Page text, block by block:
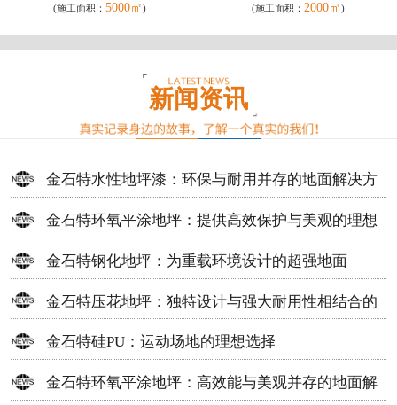
(施工面积： 5000㎡) (施工面积： 2000㎡)
新闻资讯
金石特水性地坪漆：环保与耐用并存的地面解决方
案
金石特环氧平涂地坪：提供高效保护与美观的理想
选择
金石特钢化地坪：为重载环境设计的超强地面
金石特压花地坪：独特设计与强大耐用性相结合的
地面材料
金石特硅PU：运动场地的理想选择
金石特环氧平涂地坪：高效能与美观并存的地面解